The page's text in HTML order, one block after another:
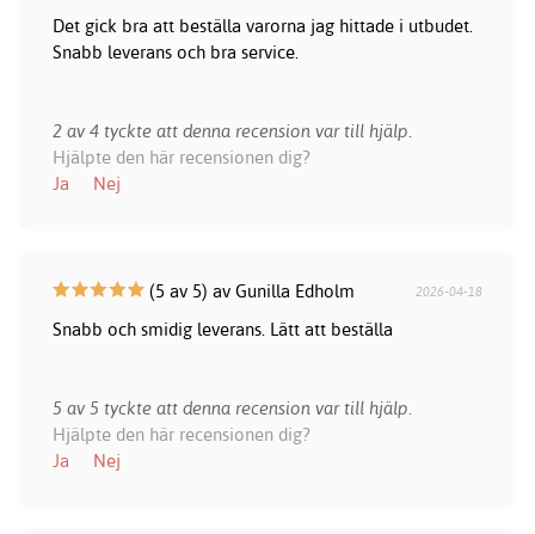
Det gick bra att beställa varorna jag hittade i utbudet.
Snabb leverans och bra service.
2 av 4 tyckte att denna recension var till hjälp.
Hjälpte den här recensionen dig?
Ja
Nej
(5 av 5) av Gunilla Edholm 2026-04-18
Snabb och smidig leverans. Lätt att beställa
5 av 5 tyckte att denna recension var till hjälp.
Hjälpte den här recensionen dig?
Ja
Nej